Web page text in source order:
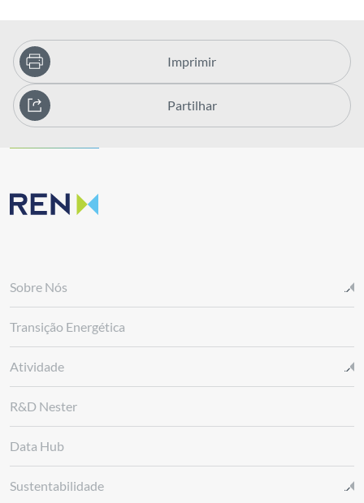
Imprimir
Partilhar
Sobre Nós
Transição Energética
Atividade
R&D Nester
Data Hub
Sustentabilidade